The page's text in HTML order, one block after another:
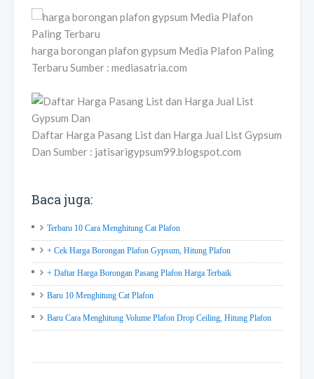
harga borongan plafon gypsum Media Plafon Paling
Terbaru Sumber : mediasatria.com
Daftar Harga Pasang List dan Harga Jual List Gypsum
Dan Sumber : jatisarigypsum99.blogspot.com
Baca juga:
Terbaru 10 Cara Menghitung Cat Plafon
+ Cek Harga Borongan Plafon Gypsum, Hitung Plafon
+ Daftar Harga Borongan Pasang Plafon Harga Terbaik
Baru 10 Menghitung Cat Plafon
Baru Cara Menghitung Volume Plafon Drop Ceiling, Hitung Plafon